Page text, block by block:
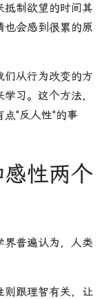
抵制欲望的时间其
也会感到很累的原
们从行为改变的方
习。这个方法，
点"反人性"的事
性两个
界普遍认为，人类
则跟理智有关，让